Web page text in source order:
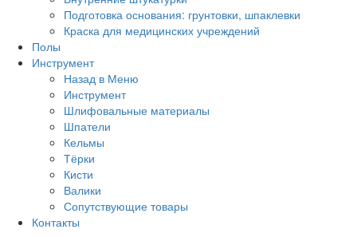
Подготовка основания: грунтовки, шпаклевки
Краска для медицинских учреждений
Полы
Инструмент
Назад в Меню
Инструмент
Шлифовальные материалы
Шпатели
Кельмы
Тёрки
Кисти
Валики
Сопутствующие товары
Контакты